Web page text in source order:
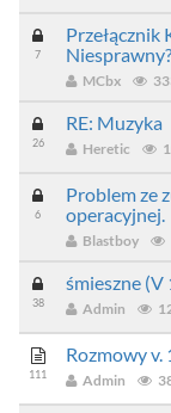
7
Przełącznik
Niesprawny?
MCbx
26
RE: Muzyka
Heretic
6
Problem ze
operacyjnej.
Blastboy
38
śmieszne (V
Admin
111
Rozmowy v.
Admin